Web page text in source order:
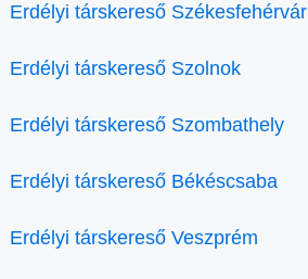
Erdélyi társkereső Székesfehérvár
Erdélyi társkereső Szolnok
Erdélyi társkereső Szombathely
Erdélyi társkereső Békéscsaba
Erdélyi társkereső Veszprém